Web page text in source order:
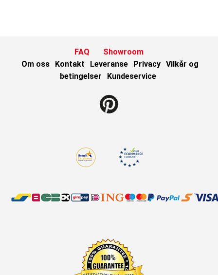
FAQ
Showroom
Om oss
Kontakt Leveranse Privacy Vilkår og
betingelser
Kundeservice